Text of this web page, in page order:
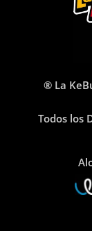
® La
Todos los